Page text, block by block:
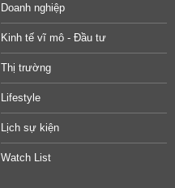
Doanh nghiệp
Kinh tế vĩ mô - Đầu tư
Thị trường
Lifestyle
Lịch sự kiện
Watch List